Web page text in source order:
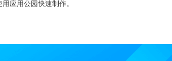
应用公园快速制作。